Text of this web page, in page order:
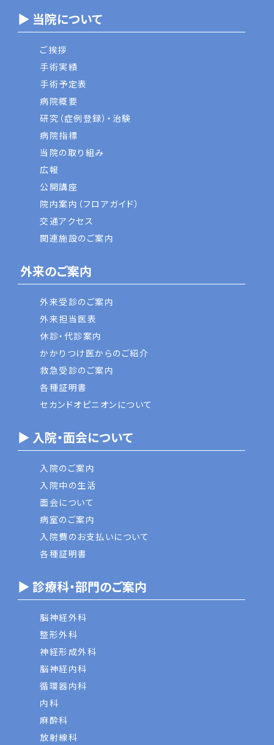
▶ 当院について
ご挨拶
手術実績
手術予定表
病院概要
研究（症例登録）・治験
病院指標
当院の取り組み
広報
公開講座
院内案内（フロアガイド）
交通アクセス
関連施設のご案内
外来のご案内
外来受診のご案内
外来担当医表
休診・代診案内
かかりつけ医からのご紹介
救急受診のご案内
各種証明書
セカンドオピニオンについて
▶ 入院・面会について
入院のご案内
入院中の生活
面会について
病室のご案内
入院費のお支払いについて
各種証明書
▶ 診療科・部門のご案内
脳神経外科
整形外科
神経形成外科
脳神経内科
循環器内科
内科
麻酔科
放射線科